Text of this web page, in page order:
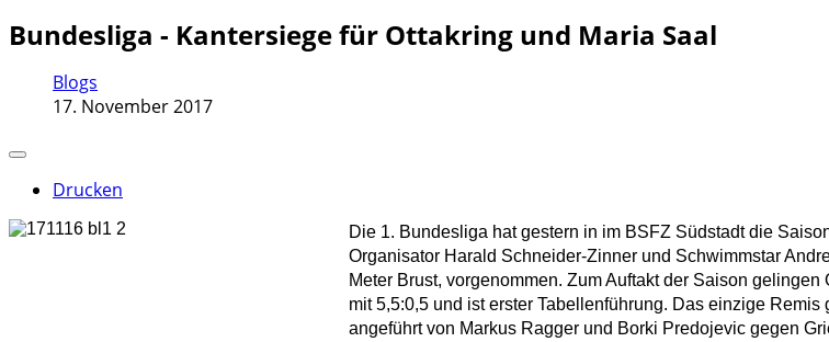
Bundesliga - Kantersiege für Ottakring und Maria Saal
Blogs
17. November 2017
Drucken
Die 1. Bundesliga hat gestern in im BSFZ Südstadt die
Organisator Harald Schneider-Zinner und Schwimmstar
Meter Brust, vorgenommen. Zum Auftakt der Saison
mit 5,5:0,5 und ist erster Tabellenführung. Das einzige
angeführt von Markus Ragger und Borki Predojevic gegen